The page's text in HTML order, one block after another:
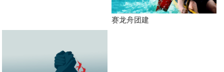
赛龙舟团建